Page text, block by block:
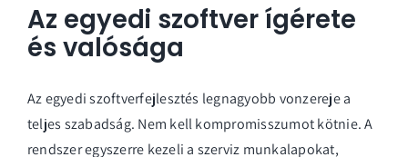
Az egyedi szoftver ígérete
és valósága
Azegyedi szoftverfejlesztés legnagyobb vonzereje a
teljes szabadság. Nem kell kompromisszumot kötnie. A
rendszer egyszerre kezeli a szerviz munkalapokat,